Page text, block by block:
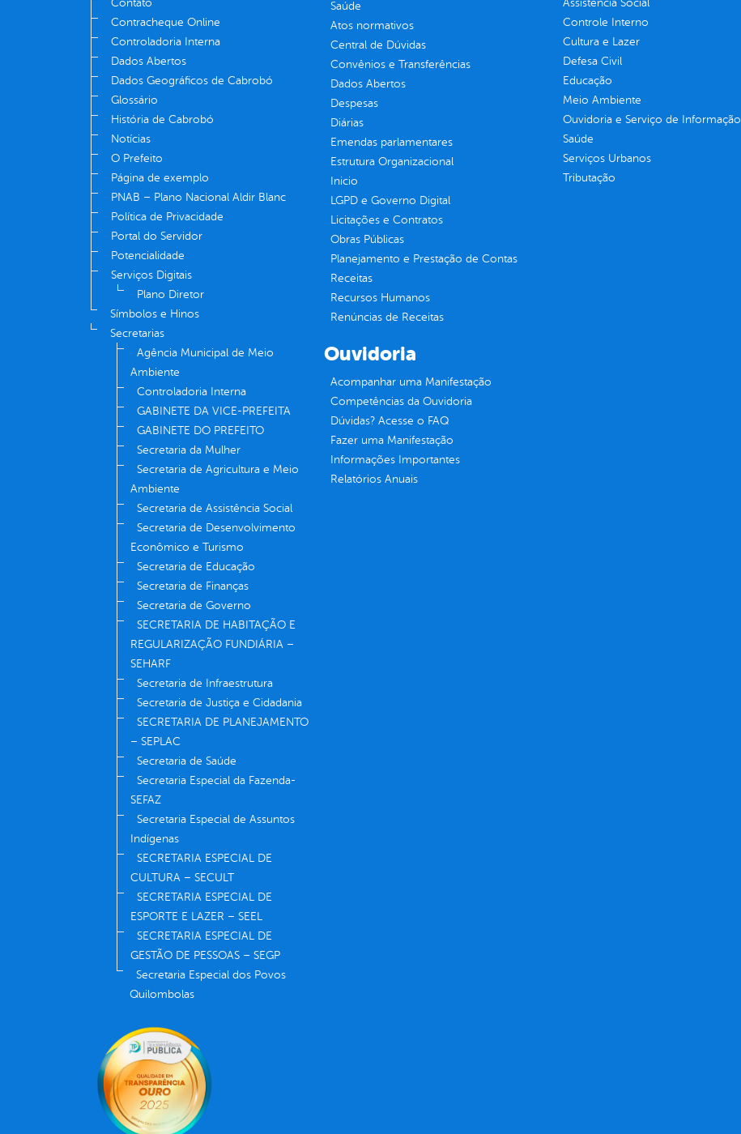
Contato
Contracheque Online
Controladoria Interna
Dados Abertos
Dados Geográficos de Cabrobó
Glossário
História de Cabrobó
Notícias
O Prefeito
Página de exemplo
PNAB – Plano Nacional Aldir Blanc
Política de Privacidade
Portal do Servidor
Potencialidade
Serviços Digitais
Plano Diretor
Símbolos e Hinos
Secretarias
Agência Municipal de Meio
Ambiente
Controladoria Interna
GABINETE DA VICE-PREFEITA
GABINETE DO PREFEITO
Secretaria da Mulher
Secretaria de Agricultura e Meio
Ambiente
Secretaria de Assistência Social
Secretaria de Desenvolvimento
Econômico e Turismo
Secretaria de Educação
Secretaria de Finanças
Secretaria de Governo
SECRETARIA DE HABITAÇÃO E
REGULARIZAÇÃO FUNDIÁRIA –
SEHARF
Secretaria de Infraestrutura
Secretaria de Justiça e Cidadania
SECRETARIA DE PLANEJAMENTO
– SEPLAC
Secretaria de Saúde
Secretaria Especial da Fazenda-
SEFAZ
Secretaria Especial de Assuntos
Indígenas
SECRETARIA ESPECIAL DE
CULTURA – SECULT
SECRETARIA ESPECIAL DE
ESPORTE E LAZER – SEEL
SECRETARIA ESPECIAL DE
GESTÃO DE PESSOAS – SEGP
Secretaria Especial dos Povos
Quilombolas
Saúde
Atos normativos
Central de Dúvidas
Convênios e Transferências
Dados Abertos
Despesas
Diárias
Emendas parlamentares
Estrutura Organizacional
Inicio
LGPD e Governo Digital
Licitações e Contratos
Obras Públicas
Planejamento e Prestação de Contas
Receitas
Recursos Humanos
Renúncias de Receitas
Assistência Social
Controle Interno
Cultura e Lazer
Defesa Civil
Educação
Meio Ambiente
Ouvidoria e Serviço de Informação
Saúde
Serviços Urbanos
Tributação
Ouvidoria
Acompanhar uma Manifestação
Competências da Ouvidoria
Dúvidas? Acesse o FAQ
Fazer uma Manifestação
Informações Importantes
Relatórios Anuais